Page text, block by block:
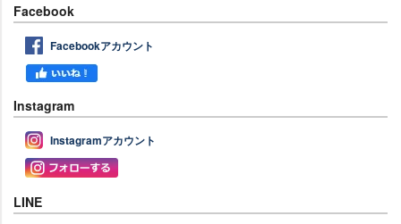
Facebook
Facebookアカウント
Instagram
Instagramアカウント
LINE